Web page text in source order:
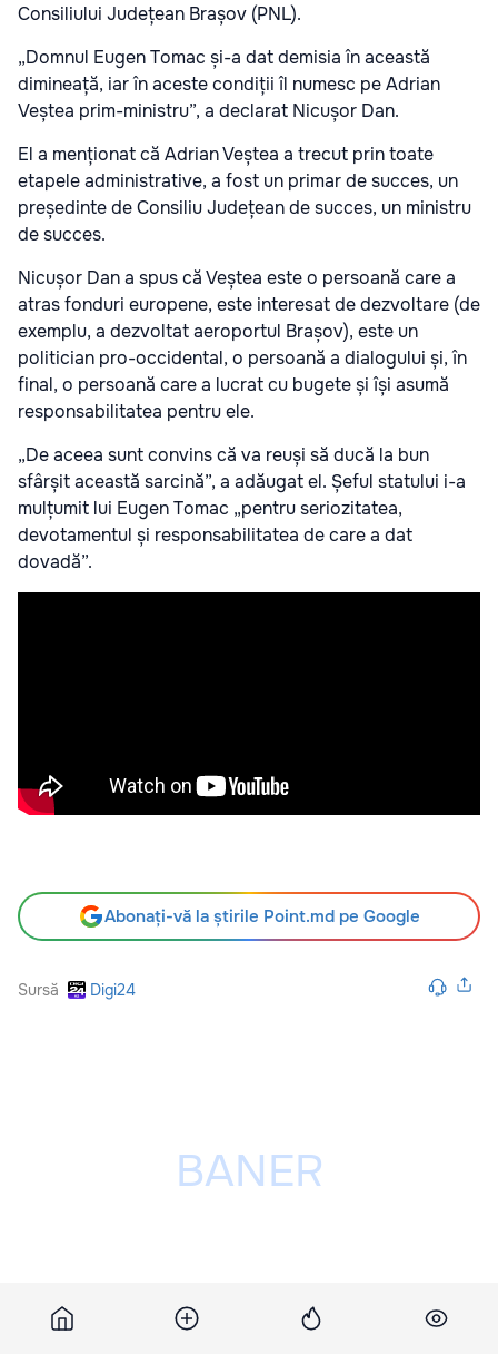
Consiliului Județean Brașov (PNL).
„Domnul Eugen Tomac și-a dat demisia în această
dimineață, iar în aceste condiții îl numesc pe Adrian
Veștea prim-ministru”, a declarat Nicușor Dan.
El a menționat că Adrian Veștea a trecut prin toate
etapele administrative, a fost un primar de succes, un
președinte de Consiliu Județean de succes, un ministru
de succes.
Nicușor Dan a spus că Veștea este o persoană care a
atras fonduri europene, este interesat de dezvoltare (de
exemplu, a dezvoltat aeroportul Brașov), este un
politician pro-occidental, o persoană a dialogului și, în
final, o persoană care a lucrat cu bugete și își asumă
responsabilitatea pentru ele.
„De aceea sunt convins că va reuși să ducă la bun
sfârșit această sarcină”, a adăugat el. Șeful statului i-a
mulțumit lui Eugen Tomac „pentru seriozitatea,
devotamentul și responsabilitatea de care a dat
dovadă”.
Abonați-vă la știrile Point.md pe Google
Sursă Digi24
Publicitatea ta poate fi aici